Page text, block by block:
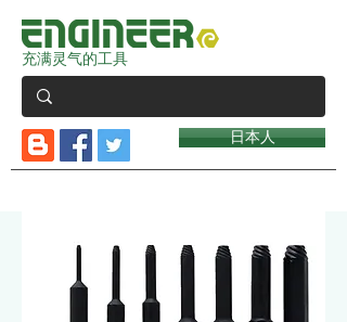
充满灵气的工具
日本人